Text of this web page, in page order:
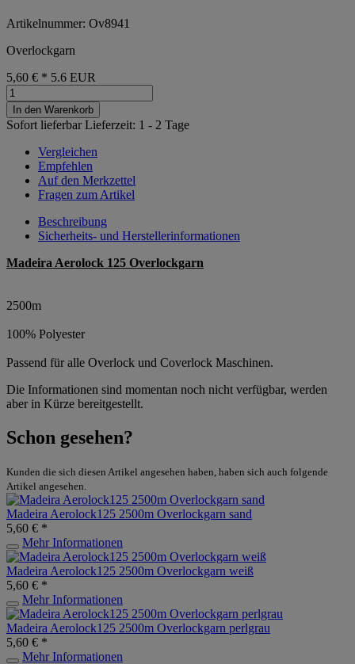
Artikelnummer: Ov8941
Overlockgarn
5,60 € * 5.6 EUR
In den Warenkorb
Sofort lieferbarLieferzeit: 1 - 2 Tage
Vergleichen
Empfehlen
Auf den Merkzettel
Fragen zum Artikel
Beschreibung
Sicherheits- und Herstellerinformationen
Madeira Aerolock 125 Overlockgarn
2500m
100% Polyester
Passend für alle Overlock und Coverlock Maschinen.
Die Informationen sind momentan noch nicht verfügbar, werden
aber in Kürze bereitgestellt.
Schon gesehen?
Kunden die sich diesen Artikel angesehen haben, haben sich auch folgende
Artikel angesehen.
Madeira Aerolock125 2500m Overlockgarn sand
5,60 € *
Mehr Informationen
Madeira Aerolock125 2500m Overlockgarn weiß
5,60 € *
Mehr Informationen
Madeira Aerolock125 2500m Overlockgarn perlgrau
5,60 € *
Mehr Informationen